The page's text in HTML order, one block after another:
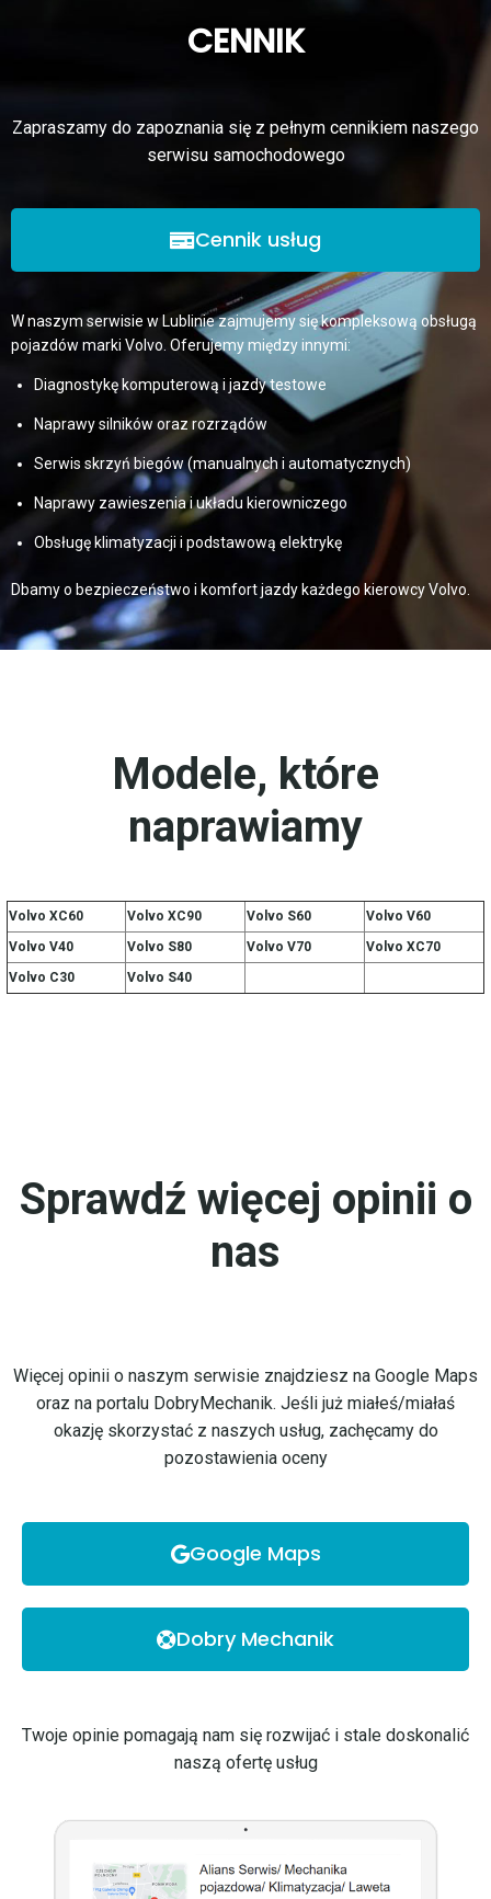
CENNIK
Zapraszamy do zapoznania się z pełnym cennikiem naszego
serwisu samochodowego
Cennik usług
W naszym serwisie w Lublinie zajmujemy się kompleksową obsługą
pojazdów marki Volvo. Oferujemy między innymi:
Diagnostykę komputerową i jazdy testowe
Naprawy silników oraz rozrządów
Serwis skrzyń biegów (manualnych i automatycznych)
Naprawy zawieszenia i układu kierowniczego
Obsługę klimatyzacji i podstawową elektrykę
Dbamy o bezpieczeństwo i komfort jazdy każdego kierowcy Volvo.
Modele, które
naprawiamy
Volvo XC60 Volvo XC90 Volvo S60
Volvo V60
Volvo V40
Volvo S80 Volvo V70
Volvo XC70
Volvo C30
Volvo S40
Sprawdź więcej opinii o
nas
Więcej opinii o naszym serwisie znajdziesz na Google Maps
oraz na portalu DobryMechanik. Jeśli już miałeś/miałaś
okazję skorzystać z naszych usług, zachęcamy do
pozostawienia oceny
Google Maps
Dobry Mechanik
Twoje opinie pomagają nam się rozwijać i stale doskonalić
naszą ofertę usług